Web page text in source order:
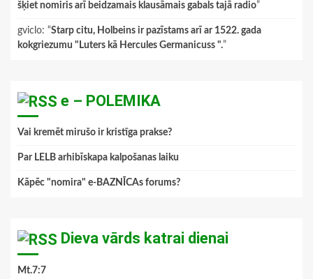
šķiet nomiris arī beidzamais klausāmais gabals tajā radio”
gviclo: “Starp citu, Holbeins ir pazīstams arī ar 1522. gada
kokgriezumu "Luters kā Hercules Germanicuss ".”
e – POLEMIKA
Vai kremēt mirušo ir kristīga prakse?
Par LELB arhibīskapa kalpošanas laiku
Kāpēc "nomira" e-BAZNĪCAs forums?
Dieva vārds katrai dienai
Mt.7:7